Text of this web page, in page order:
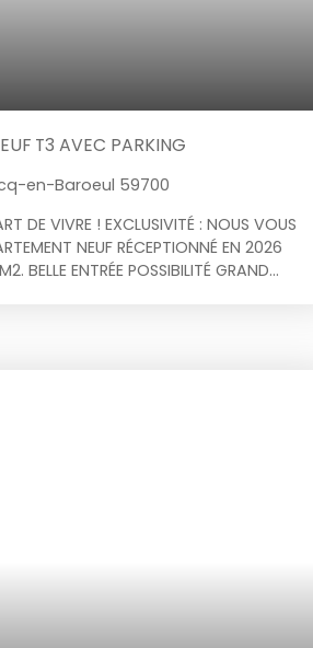
T3 AVEC PARKING
en-Baroeul 59700
DE VIVRE ! EXCLUSIVITÉ : NOUS VOUS
NEUF RÉCEPTIONNÉ EN 2026
BELLE ENTRÉE POSSIBILITÉ GRAND
!